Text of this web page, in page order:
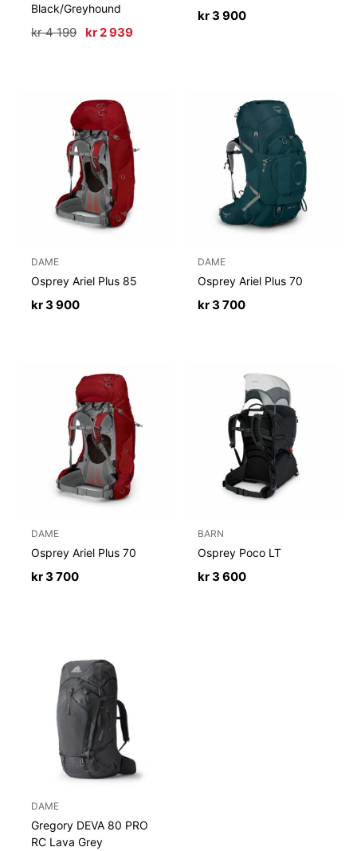
Black/Greyhound
kr4 199 Opprinnelig
kr2 939Nåværende
kr3 900
DAME
Osprey Ariel Plus 85
kr3 900
DAME
Osprey Ariel Plus 70
kr3 700
DAME
Osprey Ariel Plus 70
kr3 700
BARN
Osprey Poco LT
kr3 600
DAME
Gregory DEVA 80 PRO
RC Lava Grey